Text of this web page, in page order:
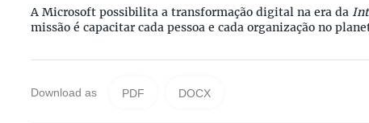
A Microsoft possibilita a transformação digital na era da
missão é capacitar cada pessoa e cada organização no
Download as PDF DOCX